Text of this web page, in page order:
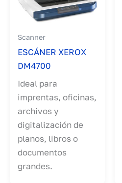
Scanner
ESCÁNER XEROX
DM4700
Ideal para
imprentas, oficinas,
archivos y
digitalización de
planos, libros o
documentos
grandes.